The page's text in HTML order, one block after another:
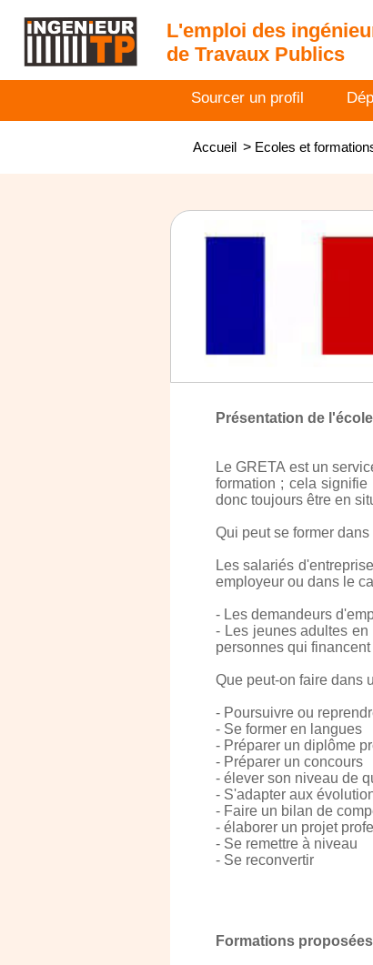
L'emploi des
de Travaux Publics
Sourcer un profil
Accueil > Ecoles et
Présentation de l'école
Le GRETA est un
formation ; cela
donc toujours être en
Qui peut se former
Les salariés
employeur ou dans le
- Les demandeurs
- Les jeunes adultes
personnes qui
Que peut-on faire dans
- Poursuivre ou
- Se former en langues
- Préparer un diplôme
- Préparer un concours
- élever son niveau de
- S'adapter aux
- Faire un bilan de
- élaborer un projet
- Se remettre à niveau
- Se reconvertir
Formations proposées